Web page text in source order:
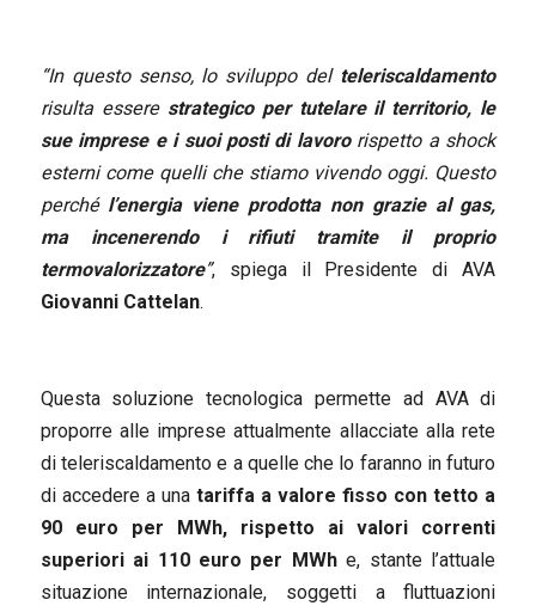
“In questo senso, lo sviluppo del teleriscaldamento
risulta essere strategico per tutelare il territorio, le
sue imprese e i suoi posti di lavororispetto a shock
esterni come quelli che stiamo vivendo oggi. Questo
perché l’energia viene prodotta non grazie al gas,
ma incenerendo i rifiuti tramite il proprio
termovalorizzatore”, spiega il Presidente di AVA
Giovanni Cattelan.
Questa soluzione tecnologica permette ad AVA di
proporre alle imprese attualmente allacciate alla rete
di teleriscaldamento e a quelle che lo faranno in futuro
di accedere a una tariffa a valore fisso con tetto a
90 euro per MWh, rispetto ai valori correnti
superiori ai 110 euro per MWhe, stante l’attuale
situazione internazionale, soggetti a fluttuazioni